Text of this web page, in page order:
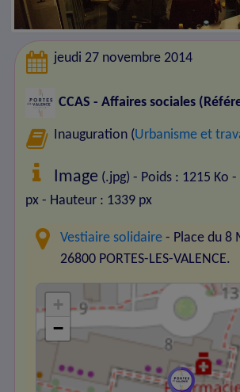
jeudi 27 novembre 2014
CCAS - Affaires sociales
Inauguration (Urbanisme et
Image (.jpg) - Poids : 1215 Ko -
px - Hauteur : 1339 px
Vestiaire solidaire - Place du 8
26800 PORTES-LES-VALENCE.
+
−